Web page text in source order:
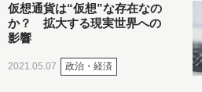
仮想通貨は“仮想”な存在なの
か？ 拡大する現実世界への
影響
2021.05.07 政治・経済